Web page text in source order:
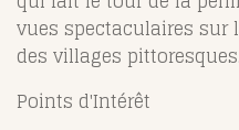
vues spectaculaires sur
des villages pittoresques.
Points d'Intérêt